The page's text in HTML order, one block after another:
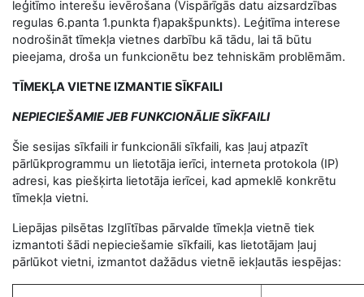
leģitīmo interešu ievērošana (Vispārīgās datu aizsardzības
regulas 6.panta 1.punkta f)apakšpunkts). Leģitīma interese
nodrošināt tīmekļa vietnes darbību kā tādu, lai tā būtu
pieejama, droša un funkcionētu bez tehniskām problēmām.
TĪMEKĻA VIETNE IZMANTIE SĪKFAILI
NEPIECIEŠAMIE JEB FUNKCIONĀLIE SĪKFAILI
Šie sesijas sīkfaili ir funkcionāli sīkfaili, kas ļauj atpazīt
pārlūkprogrammu un lietotāja ierīci, interneta protokola (IP)
adresi, kas piešķirta lietotāja ierīcei, kad apmeklē konkrētu
tīmekļa vietni.
Liepājas pilsētas Izglītības pārvalde tīmekļa vietnē tiek
izmantoti šādi nepieciešamie sīkfaili, kas lietotājam ļauj
pārlūkot vietni, izmantot dažādus vietnē iekļautās iespējas: